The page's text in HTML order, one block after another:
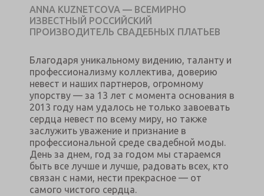
ANNA KUZNETCOVA — ВСЕМИРНО
ИЗВЕСТНЫЙ РОССИЙСКИЙ
ПРОИЗВОДИТЕЛЬ СВАДЕБНЫХ ПЛАТЬЕВ
Благодаря уникальному видению, таланту и
профессионализму коллектива, доверию
невест и наших партнеров, огромному
упорству — за 13 лет с момента основания в
2013 году нам удалось не только завоевать
сердца невест по всему миру, но также
заслужить уважение и признание в
профессиональной среде свадебной моды.
День за днем, год за годом мы стараемся
быть все лучше и лучше, радовать всех, кто
связан с нами, нести прекрасное — от
самого чистого сердца.